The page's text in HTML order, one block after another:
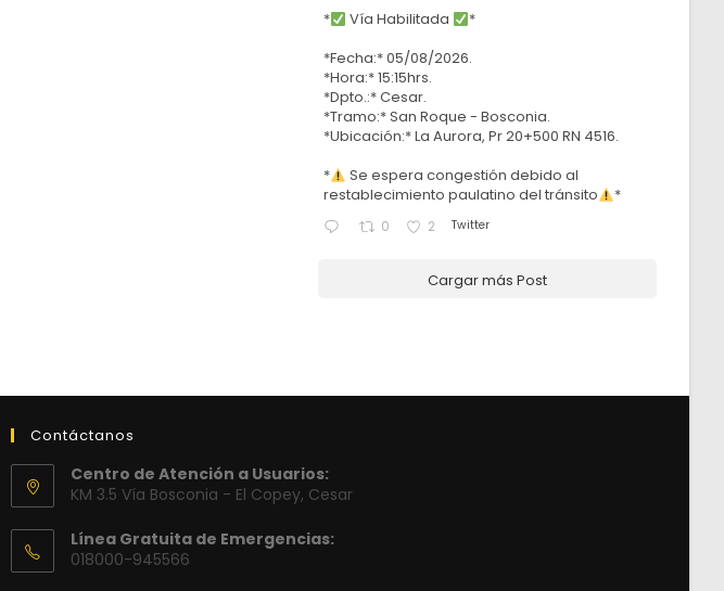
* Vía Habilitada
*
*Fecha:* 05/08/2026.
*Hora:* 15:15hrs.
*Dpto.:* Cesar.
*Tramo:* San Roque - Bosconia.
*Ubicación:* La Aurora, Pr 20+500 RN 4516.
*
Se espera congestión debido al
restablecimiento paulatino del tránsito
*
0 2 Twitter
Cargar más Post
Contáctanos
Centro de Atención a Usuarios:
KM 3.5 Vía Bosconia - El Copey, Cesar
Línea Gratuita de Emergencias:
018000-945566